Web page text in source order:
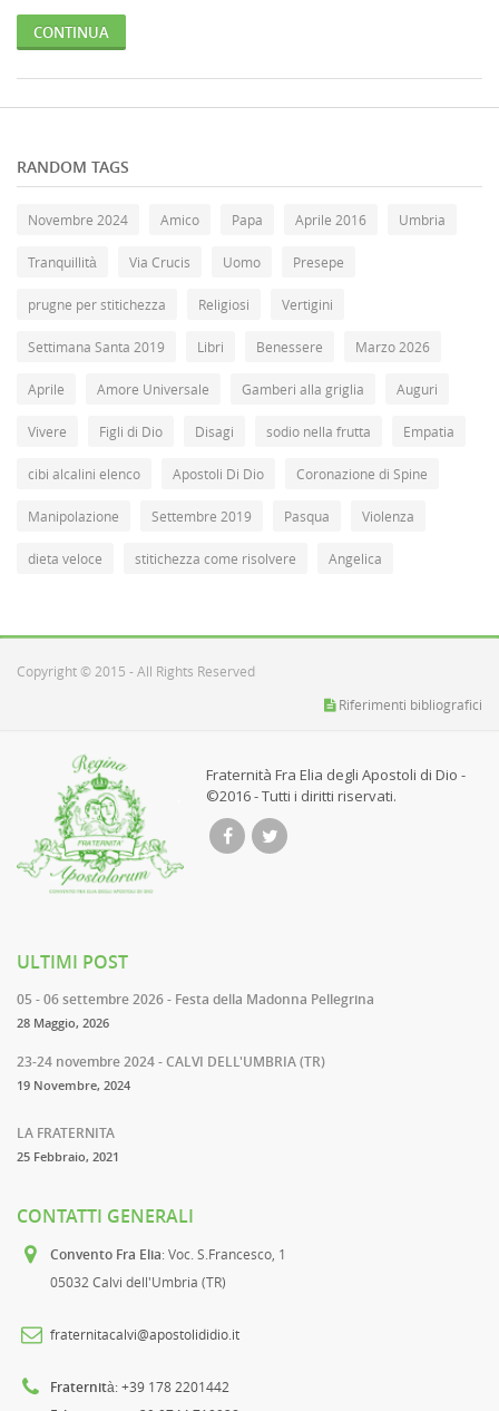
CONTINUA
RANDOM TAGS
Novembre 2024 Amico Papa Aprile 2016 Umbria
Tranquillità Via Crucis Uomo Presepe
prugne per stitichezza Religiosi Vertigini
Settimana Santa 2019 Libri Benessere Marzo 2026
Aprile Amore Universale Gamberi alla griglia Auguri
Vivere Figli di Dio Disagi sodio nella frutta Empatia
cibi alcalini elenco Apostoli Di Dio Coronazione di Spine
Manipolazione Settembre 2019 Pasqua Violenza
dieta veloce stitichezza come risolvere Angelica
Copyright © 2015 - All Rights Reserved
Riferimenti bibliografici
Fraternità Fra Elia degli Apostoli di Dio -
©2016 - Tutti i diritti riservati.
ULTIMI POST
05 - 06 settembre 2026 - Festa della Madonna Pellegrina
28 Maggio, 2026
23-24 novembre 2024 - CALVI DELL'UMBRIA (TR)
19 Novembre, 2024
LA FRATERNITA
25 Febbraio, 2021
CONTATTI GENERALI
Convento Fra Elia: Voc. S.Francesco, 1
05032 Calvi dell'Umbria (TR)
fraternitacalvi@apostolididio.it
Fraternità: +39 178 2201442